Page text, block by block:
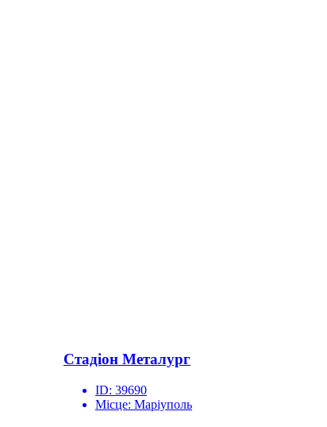
Стадіон Металург
ID: 39690
Місце: Маріуполь